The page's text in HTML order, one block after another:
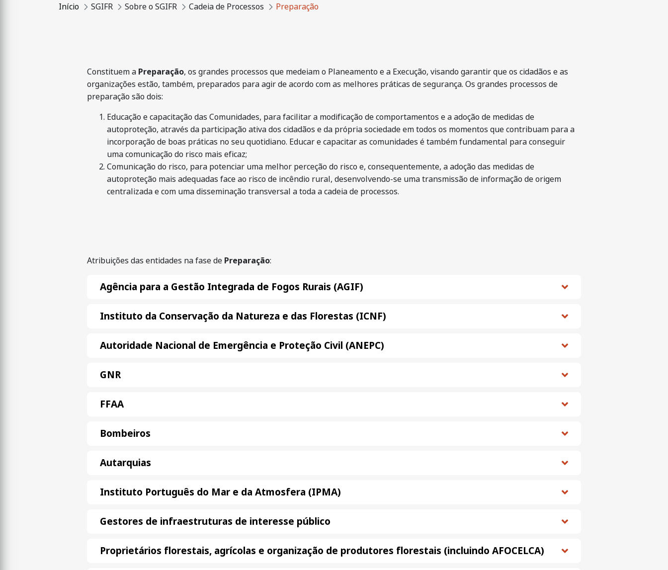
Início SGIFR Sobre o SGIFR Cadeia de Processos Preparação
Constituem a Preparação, os grandes processos que medeiam o Planeamento e a Execução, visando garantir que os cidadãos e as
organizações estão, também, preparados para agir de acordo com as melhores práticas de segurança. Os grandes processos de
preparação são dois:
Educação e capacitação das Comunidades, para facilitar a modificação de comportamentos e a adoção de medidas de
autoproteção, através da participação ativa dos cidadãos e da própria sociedade em todos os momentos que contribuam para a
incorporação de boas práticas no seu quotidiano. Educar e capacitar as comunidades é também fundamental para conseguir
uma comunicação do risco mais eficaz;
Comunicação do risco, para potenciar uma melhor perceção do risco e, consequentemente, a adoção das medidas de
autoproteção mais adequadas face ao risco de incêndio rural, desenvolvendo-se uma transmissão de informação de origem
centralizada e com uma disseminação transversal a toda a cadeia de processos.
Atribuições das entidades na fase de Preparação:
Agência para a Gestão Integrada de Fogos Rurais (AGIF)
Instituto da Conservação da Natureza e das Florestas (ICNF)
Autoridade Nacional de Emergência e Proteção Civil (ANEPC)
GNR
FFAA
Bombeiros
Autarquias
Instituto Português do Mar e da Atmosfera (IPMA)
Gestores de infraestruturas de interesse público
Proprietários florestais, agrícolas e organização de produtores florestais (incluindo AFOCELCA)